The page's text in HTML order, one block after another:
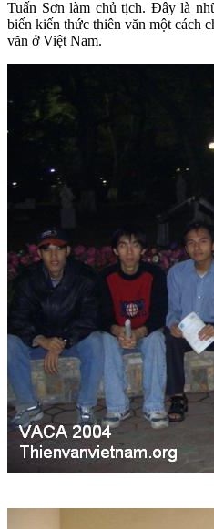
Tuấn Sơn làm chủ tịch. Đây là
biến kiến thức thiên văn một cách
văn ở Việt Nam.